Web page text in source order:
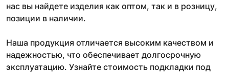
нас вы найдете изделия как оптом, так и в розницу,
позиции в наличии.
Наша продукция отличается высоким качеством и
надежностью, что обеспечивает долгосрочную
эксплуатацию. Узнайте стоимость подкладки под